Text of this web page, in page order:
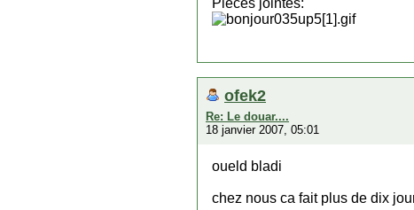
Pièces jointes:
ofek2
Re: Le douar....
18 janvier 2007, 05:01
oueld bladi
chez nous ca fait plus de dix